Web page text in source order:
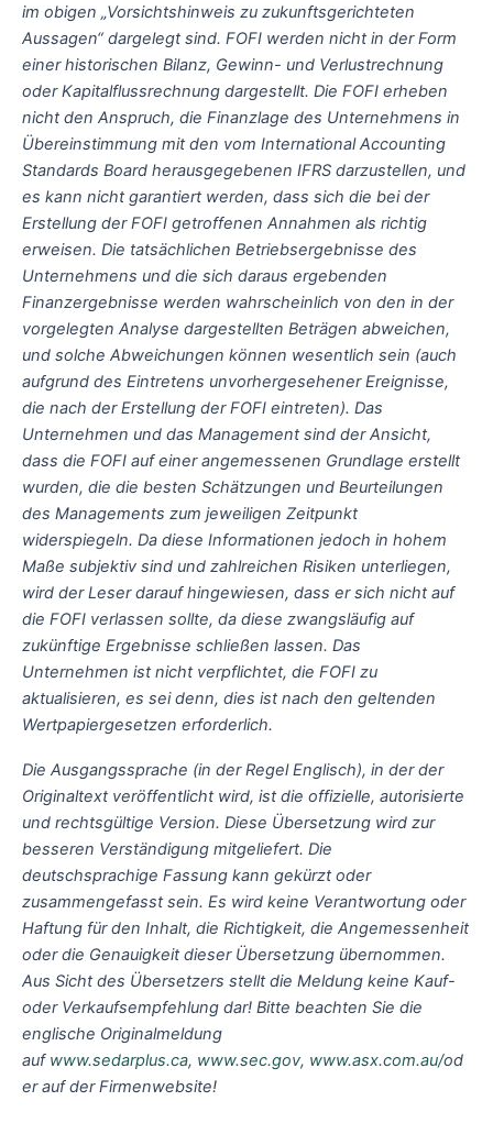
im obigen „Vorsichtshinweis zu zukunftsgerichteten
Aussagen“ dargelegt sind. FOFI werden nicht in der Form
einer historischen Bilanz, Gewinn- und Verlustrechnung
oder Kapitalflussrechnung dargestellt. Die FOFI erheben
nicht den Anspruch, die Finanzlage des Unternehmens in
Übereinstimmung mit den vom International Accounting
Standards Board herausgegebenen IFRS darzustellen, und
es kann nicht garantiert werden, dass sich die bei der
Erstellung der FOFI getroffenen Annahmen als richtig
erweisen. Die tatsächlichen Betriebsergebnisse des
Unternehmens und die sich daraus ergebenden
Finanzergebnisse werden wahrscheinlich von den in der
vorgelegten Analyse dargestellten Beträgen abweichen,
und solche Abweichungen können wesentlich sein (auch
aufgrund des Eintretens unvorhergesehener Ereignisse,
die nach der Erstellung der FOFI eintreten). Das
Unternehmen und das Management sind der Ansicht,
dass die FOFI auf einer angemessenen Grundlage erstellt
wurden, die die besten Schätzungen und Beurteilungen
des Managements zum jeweiligen Zeitpunkt
widerspiegeln. Da diese Informationen jedoch in hohem
Maße subjektiv sind und zahlreichen Risiken unterliegen,
wird der Leser darauf hingewiesen, dass er sich nicht auf
die FOFI verlassen sollte, da diese zwangsläufig auf
zukünftige Ergebnisse schließen lassen. Das
Unternehmen ist nicht verpflichtet, die FOFI zu
aktualisieren, es sei denn, dies ist nach den geltenden
Wertpapiergesetzen erforderlich.
Die Ausgangssprache (in der Regel Englisch), in der der
Originaltext veröffentlicht wird, ist die offizielle, autorisierte
und rechtsgültige Version. Diese Übersetzung wird zur
besseren Verständigung mitgeliefert. Die
deutschsprachige Fassung kann gekürzt oder
zusammengefasst sein. Es wird keine Verantwortung oder
Haftung für den Inhalt, die Richtigkeit, die Angemessenheit
oder die Genauigkeit dieser Übersetzung übernommen.
Aus Sicht des Übersetzers stellt die Meldung keine Kauf-
oder Verkaufsempfehlung dar! Bitte beachten Sie die
englische Originalmeldung
auf www.sedarplus.ca, www.sec.gov, www.asx.com.au/od
er auf der Firmenwebsite!